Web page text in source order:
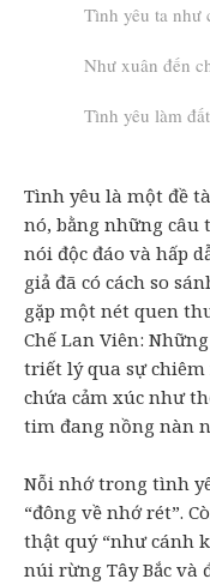
Tình yêu ta như
Như xuân đến
Tình yêu làm
Tình yêu là một đề
nó, bằng những câu
nói độc đáo và hấp
giả đã có cách so
gặp một nét quen
Chế Lan Viên:
triết lý qua sự chiêm
chứa cảm xúc như
tim đang nồng nàn
Nỗi nhớ trong tình
“đông về nhớ rét”.
thật quý “như cánh
núi rừng Tây Bắc và